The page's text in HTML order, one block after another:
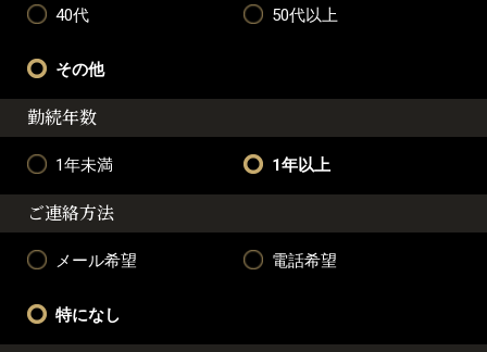
40代 50代以上
その他
勤続年数
1年未満 1年以上
ご連絡方法
メール希望 電話希望
特になし